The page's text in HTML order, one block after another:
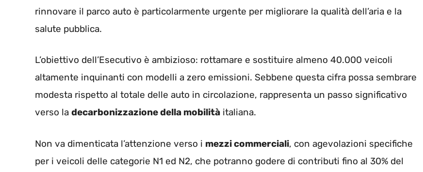
rinnovare il parco auto è particolarmente urgente per migliorare la qualità dell’aria e la
salute pubblica.
L’obiettivo dell’Esecutivo è ambizioso: rottamare e sostituire almeno 40.000 veicoli
altamente inquinanti con modelli a zero emissioni. Sebbene questa cifra possa sembrare
modesta rispetto al totale delle auto in circolazione, rappresenta un passo significativo
verso la decarbonizzazione della mobilità italiana.
Non va dimenticata l’attenzione verso i mezzi commerciali, con agevolazioni specifiche
per i veicoli delle categorie N1 ed N2, che potranno godere di contributi fino al 30% del